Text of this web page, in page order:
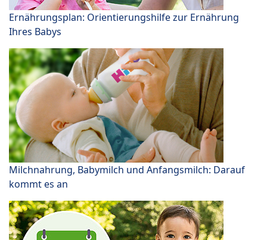
Ernährungsplan: Orientierungshilfe zur Ernährung
Ihres Babys
Milchnahrung, Babymilch und Anfangsmilch: Darauf
kommt es an